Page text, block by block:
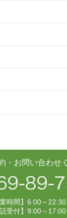
・お問い合わせ
業時間】6:00～22:30
話受付】9:00～17:00